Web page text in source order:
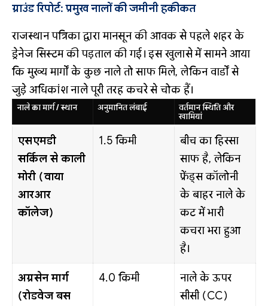
ग्राउंड रिपोर्ट: प्रमुख नालों की जमीनी हकीकत
राजस्थान पत्रिका द्वारा मानसून की आवक से पहले शहर के
ड्रेनेज सिस्टम की पड़ताल की गई। इस खुलासे में सामने आया
कि मुख्य मार्गों के कुछ नाले तो साफ मिले, लेकिन वार्डों से
जुड़े अधिकांश नाले पूरी तरह कचरे से चोक हैं।
नाले का मार्ग / स्थान अनुमानित लंबाई
वर्तमान स्थिति और
खामियां
एसएमडी
सर्किल से काली
मोरी (वाया
आरआर
कॉलेज)
1.5 किमी
बीच का हिस्सा
साफ है, लेकिन
फ्रेंड्स कॉलोनी
के बाहर नाले के
कट में भारी
कचरा भरा हुआ
है।
अग्रसेन मार्ग
(रोडवेज बस
4.0 किमी
नाले के ऊपर
सीसी (CC)